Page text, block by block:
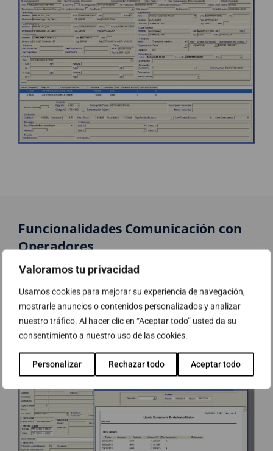
Valoramos tu privacidad
Usamos cookies para mejorar su experiencia de navegación,
mostrarle anuncios o contenidos personalizados y analizar
nuestro tráfico. Al hacer clic en “Aceptar todo” usted da su
consentimiento a nuestro uso de las cookies.
Personalizar Rechazar todo Aceptar todo
Funcionalidades Comunicación con
Operadores
Envío por parte de los operadores de los pedidos a realizar e
Consulta de cargas realizadas por los operadores.
Descarga de cargas realizadas e informes en PDF de los
movimientos diarios.